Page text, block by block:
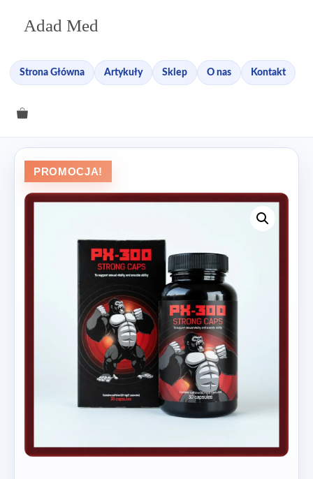
Adad Med
Strona Główna Artykuły Sklep O nas Kontakt
PROMOCJA!